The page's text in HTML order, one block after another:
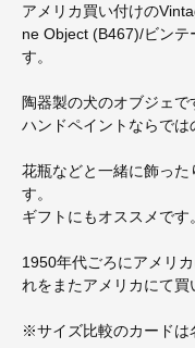
アメリカ買い付けの
ne Object (B467)/ビン
す。
陶器製の犬のオブジェで
ハンドペイントならでは
花瓶などと一緒に飾っ
す。
ギフトにもオススメです。
1950年代ごろにアメリ
れをまたアメリカにて買
※サイズ比較のカードは